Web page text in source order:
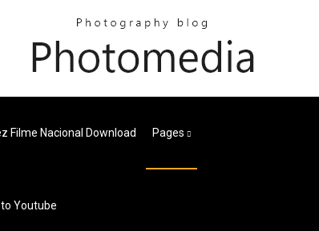
Filme Nacional Download Pages
Youtube